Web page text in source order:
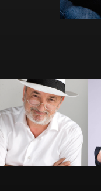
Antoine Beauville